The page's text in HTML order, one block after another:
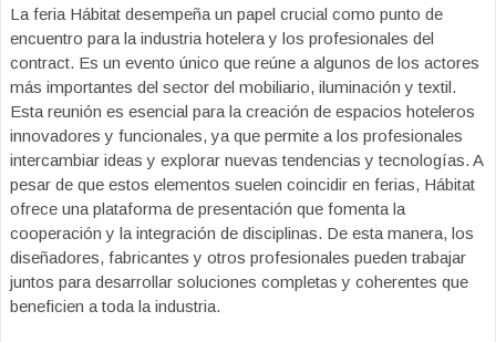
La feria Hábitat desempeña un papel crucial como punto de
encuentro para la industria hotelera y los profesionales del
contract. Es un evento único que reúne a algunos de los actores
más importantes del sector del mobiliario, iluminación y textil.
Esta reunión es esencial para la creación de espacios hoteleros
innovadores y funcionales, ya que permite a los profesionales
intercambiar ideas y explorar nuevas tendencias y tecnologías. A
pesar de que estos elementos suelen coincidir en ferias, Hábitat
ofrece una plataforma de presentación que fomenta la
cooperación y la integración de disciplinas. De esta manera, los
diseñadores, fabricantes y otros profesionales pueden trabajar
juntos para desarrollar soluciones completas y coherentes que
beneficien a toda la industria.